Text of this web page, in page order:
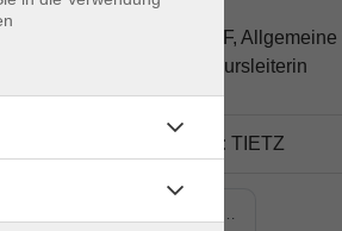
Yan Luo
M. A. DaF,
BAMF-Kursleiterin
Kursort: TIETZ
TIETZ,…